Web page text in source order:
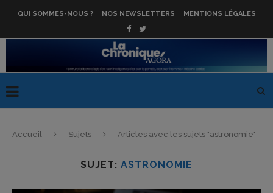
QUI SOMMES-NOUS ? NOS NEWSLETTERS MENTIONS LÉGALES
Accueil Sujets Articles avec les sujets "astronomie"
SUJET: ASTRONOMIE